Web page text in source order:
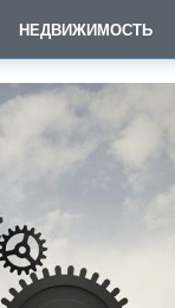
НЕДВИЖИМОСТЬ